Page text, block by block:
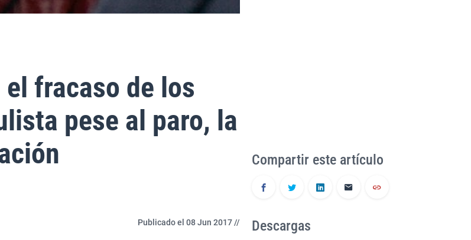
fracaso de los
pese al paro, la
Publicado el 08 Jun 2017 //
Compartir este artículo
Descargas